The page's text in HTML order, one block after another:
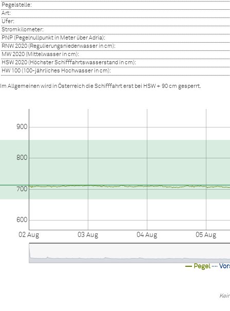
Pegelstelle:
Art:
Ufer:
Stromkilometer:
PNP (Pegelnullpunkt in Meter über Adria):
RNW 2020 (Regulierungsniederwasser in cm):
MW 2020 (Mittelwasser in cm):
HSW 2020 (Höchster Schifffahrtswasserstand in cm):
HW 100 (100-jährliches Hochwasser in cm):
Im Allgemeinen wird in Österreich die Schifffahrt erst bei HSW + 90 cm gesperrt.
600
700
800
900
02 Aug 03 Aug 04 Aug 05 Aug
Pegel